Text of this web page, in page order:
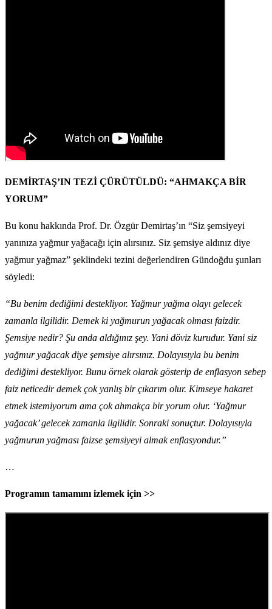
DEMİRTAŞ’IN TEZİ ÇÜRÜTÜLDÜ: “AHMAKÇA BİR
YORUM”
Bu konu hakkında Prof. Dr. Özgür Demirtaş’ın “Siz şemsiyeyi
yanınıza yağmur yağacağı için alırsınız. Siz şemsiye aldınız diye
yağmur yağmaz” şeklindeki tezini değerlendiren Gündoğdu şunları
söyledi:
“Bu benim dediğimi destekliyor. Yağmur yağma olayı gelecek
zamanla ilgilidir. Demek ki yağmurun yağacak olması faizdir.
Şemsiye nedir? Şu anda aldığınız şey. Yani döviz kurudur. Yani siz
yağmur yağacak diye şemsiye alırsınız. Dolayısıyla bu benim
dediğimi destekliyor. Bunu örnek olarak gösterip de enflasyon sebep
faiz neticedir demek çok yanlış bir çıkarım olur. Kimseye hakaret
etmek istemiyorum ama çok ahmakça bir yorum olur. ‘Yağmur
yağacak’ gelecek zamanla ilgilidir. Sonraki sonuçtur. Dolayısıyla
yağmurun yağması faizse şemsiyeyi almak enflasyondur.”
…
Programın tamamını izlemek için >>